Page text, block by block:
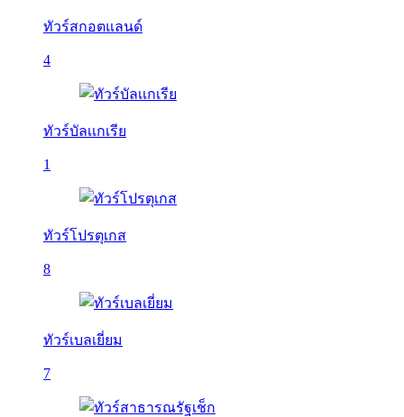
ทัวร์สกอตแลนด์
4
ทัวร์บัลเเกเรีย
1
ทัวร์โปรตุเกส
8
ทัวร์เบลเยี่ยม
7